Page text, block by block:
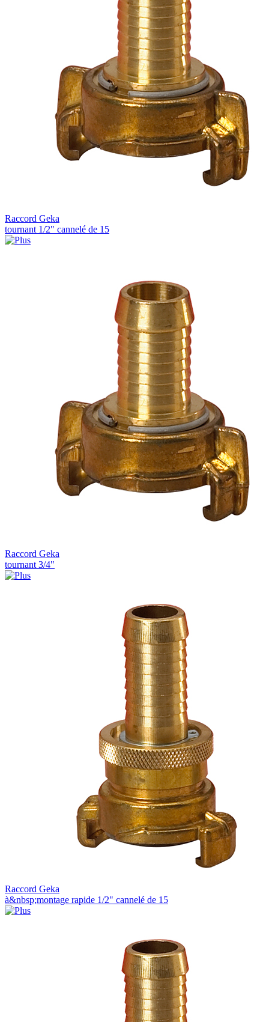
Raccord Geka
tournant 1/2" cannelé de 15
Raccord Geka
tournant 3/4"
Raccord Geka
à&nbsp;montage rapide 1/2" cannelé de 15